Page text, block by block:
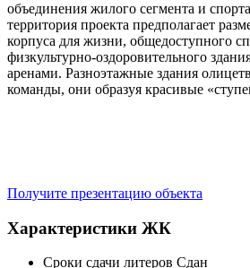
объединения жилого сегмента и
территория проекта предполагает
корпуса для жизни, общедоступного
физкультурно-оздоровительного
аренами. Разноэтажные здания
команды, они образуя красивые
Получите презентацию объекта
Характеристики ЖК
Сроки сдачи литеров Сдан